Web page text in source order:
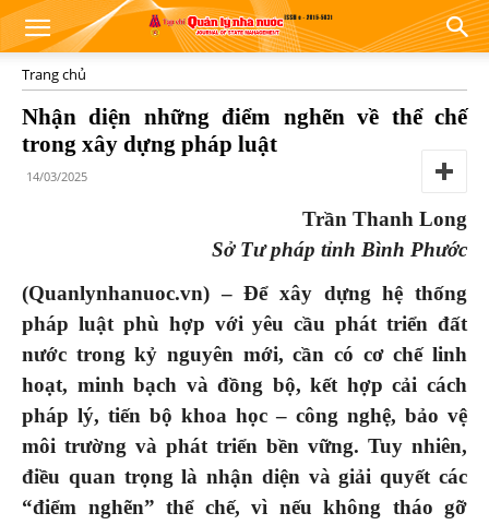
Trang chủ
Nhận diện những điểm nghẽn về thể chế
trong xây dựng pháp luật
14/03/2025
Trần Thanh Long
Sở Tư pháp tỉnh Bình Phước
(Quanlynhanuoc.vn) – Để xây dựng hệ thống
pháp luật phù hợp với yêu cầu phát triển đất
nước trong kỷ nguyên mới, cần có cơ chế linh
hoạt, minh bạch và đồng bộ, kết hợp cải cách
pháp lý, tiến bộ khoa học – công nghệ, bảo vệ
môi trường và phát triển bền vững. Tuy nhiên,
điều quan trọng là nhận diện và giải quyết các
“điểm nghẽn” thể chế, vì nếu không tháo gỡ